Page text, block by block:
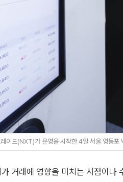
이드(NXT)가 운영을 시작한 4일 서울 영등포
거래에 영향을 미치는 시점이나